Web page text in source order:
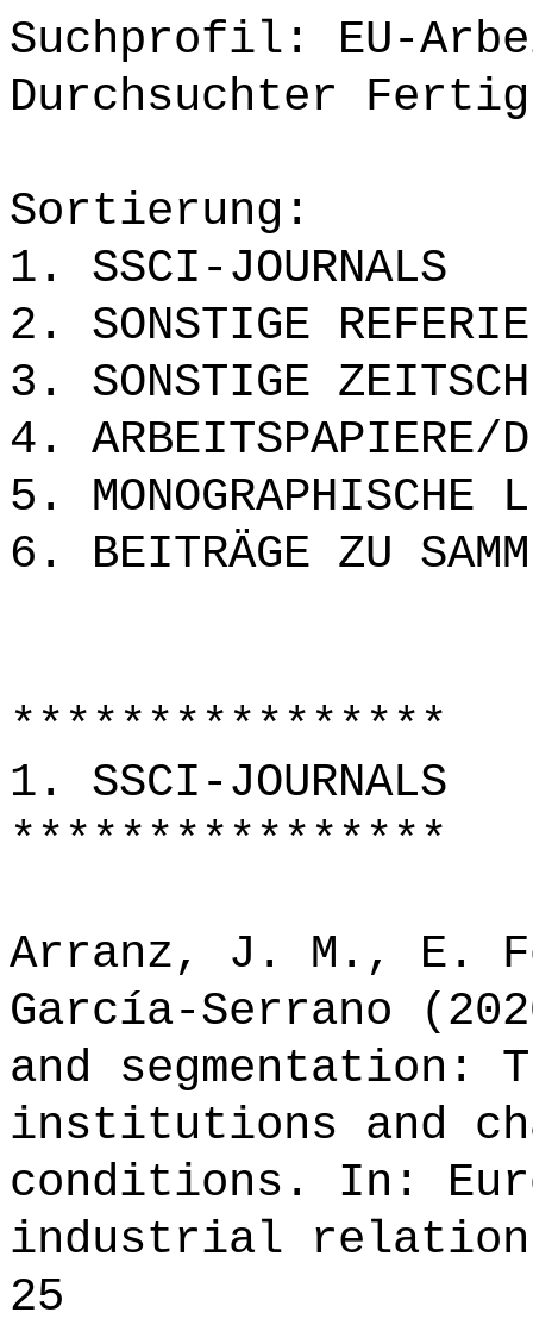
Suchprofil: EU-
Durchsuchter
Sortierung:
1. SSCI-JOURNALS
2. SONSTIGE
3. SONSTIGE
4. ARBEITSPAPIERE/
5. MONOGRAPHISCHE
6. BEITRÄGE ZU
****************
1. SSCI-JOURNALS
****************
Arranz, J. M., E.
García-Serrano
and segmentation:
institutions and
conditions. In:
industrial
25